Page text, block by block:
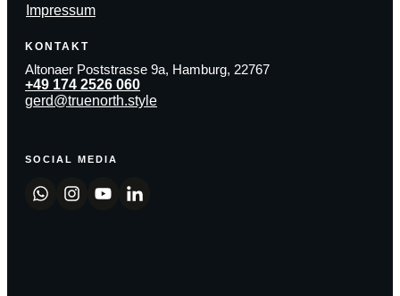
Impressum
KONTAKT
Altonaer Poststrasse 9a, Hamburg, 22767
+49 174 2526 060
gerd@truenorth.style
SOCIAL MEDIA